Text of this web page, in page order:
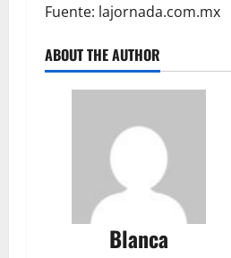
Fuente: lajornada.com.mx
ABOUT THE AUTHOR
Blanca